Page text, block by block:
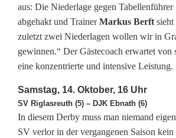
s
t
:
a
s
aus: Die Niederlage gegen Tabellenführer
abgehakt und TrainerMarkus Berft sieht
zuletzt zwei Niederlagen wollen wir in
gewinnen.“ Der Gästecoach erwartet von
eine konzentrierte und intensive Leistung.
Samstag, 14. Oktober, 16 Uhr
SV Riglasreuth (5) – DJK Ebnath (6)
In diesem Derby muss man niemand
SV verlor in der vergangenen Saison